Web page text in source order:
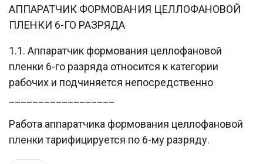
АППАРАТЧИК ФОРМОВАНИЯ ЦЕЛЛОФАНОВОЙ
ПЛЕНКИ 6-ГО РАЗРЯДА
1.1. Аппаратчик формования целлофановой
пленки 6-го разряда относится к категории
рабочих и подчиняется непосредственно
Работа аппаратчика формования целлофановой
пленки тарифицируется по 6-му разряду.